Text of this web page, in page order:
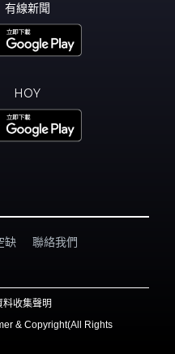
有線新聞
HOY
缺 聯絡我們
料收集聲明
& Copyright(All Rights